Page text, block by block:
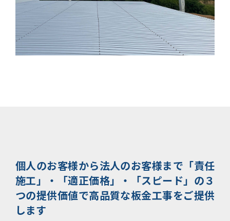
個人のお客様から法人のお客様まで 「責任
施工」・「適正価格」・「スピード」の３
つの提供価値で高品質な板金工事をご提供
します